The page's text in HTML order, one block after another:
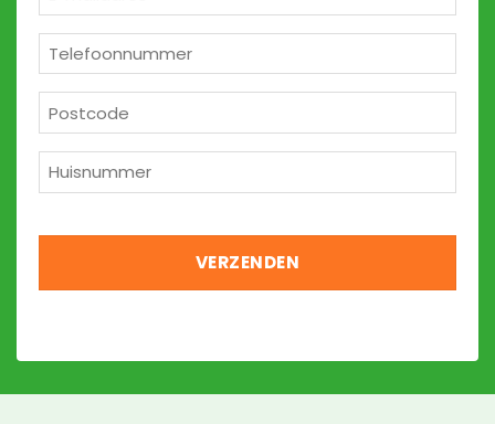
mailadres
*
*
*